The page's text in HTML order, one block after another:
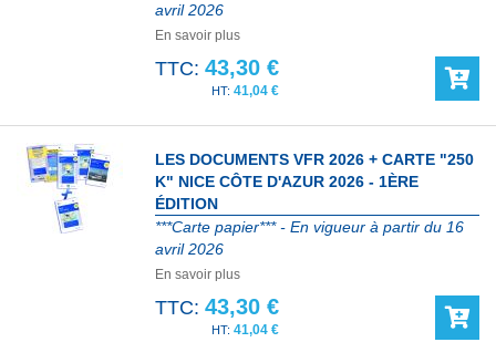
avril 2026
En savoir plus
TTC: 43,30 €
41,04 €
LES DOCUMENTS VFR 2026 + CARTE "250
K" NICE CÔTE D'AZUR 2026 - 1ÈRE
ÉDITION
***Carte papier*** - En vigueur à partir du 16
avril 2026
En savoir plus
TTC: 43,30 €
41,04 €